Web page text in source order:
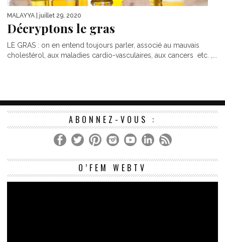
MALAYYA | juillet 29, 2020
Décryptons le gras
LE GRAS : on en entend toujours parler, associé au mauvais
cholestérol, aux maladies cardio-vasculaires, aux cancers etc. ,...
ABONNEZ-VOUS :
O’FEM WEBTV